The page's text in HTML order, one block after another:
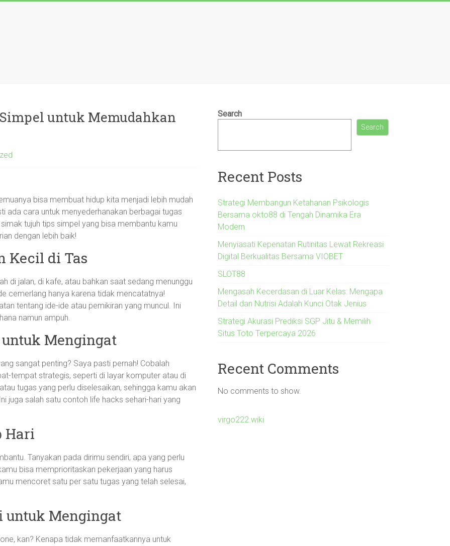
untuk Memudahkan
bisa membuat hidup kita menjadi lebih mudah
ada cara untuk menyederhanakan berbagai tugas
tujuh tips simpel yang bisa membantu kamu
dengan lebih baik!
Kecil di Tas
di jalan, di kafe, atau bahkan saat sedang menunggu
cemerlang hanya karena tidak mencatatnya!
tentang ide-ide atau pemikiran yang muncul. Ini
namun ampuh.
Mengingat
sangat penting? Saya pasti pernah! Cobalah
tempat strategis, seperti di layar komputer atau di
tugas yang perlu diselesaikan, sehingga kamu akan
juga salah satu contoh life hacks sehari-hari yang
Hari
Tanyakan pada dirimu sendiri, apa yang perlu
bisa memprioritaskan pekerjaan yang harus
mencoret satu per satu tugas yang telah selesai,
untuk Mengingat
kan? Kenapa tidak memanfaatkannya untuk
Search
Search
Recent Posts
Strategi Membangun Ketahanan Psikologis
Bersama okto88 di Tengah Dinamika Era
Modern
Menyiasati Kepenatan Rutinitas Lewat Rekreasi
Digital Berkualitas Bersama VIOBET
SLOT88
Mengasah Kecerdasan di Luar Kelas: Mengapa
Detail dan Nutrisi Adalah Kunci Otak Jenius
Strategi Akurasi Prediksi SGP Jitu & Memilih
Situs Toto Terpercaya 2026
Recent Comments
No comments to show.
virgo222.wiki